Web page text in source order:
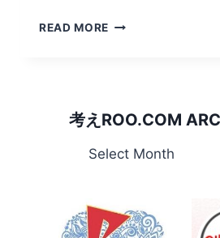
READ MORE
る
PEOPLE
BANANAS
考えROO.COM
考
Archives